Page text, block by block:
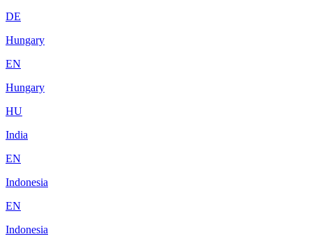
DE
Hungary
EN
Hungary
HU
India
EN
Indonesia
EN
Indonesia